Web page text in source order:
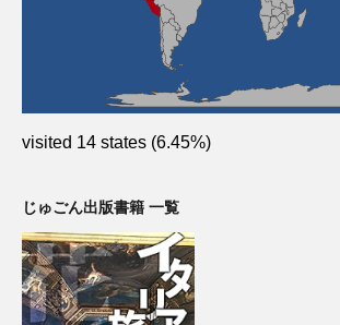
visited 14 states (6.45%)
じゅごん出版書籍 一覧